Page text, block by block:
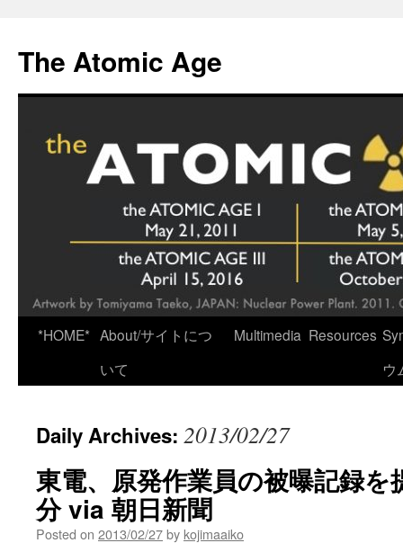
content
The Atomic Age
*HOME* About/サイトにつ
いて
Multimedia Resources
ウ
Daily Archives: 2013/02/27
東電、原発作業員の被曝記録
分 via 朝日新聞
Posted on 2013/02/27by kojimaaiko